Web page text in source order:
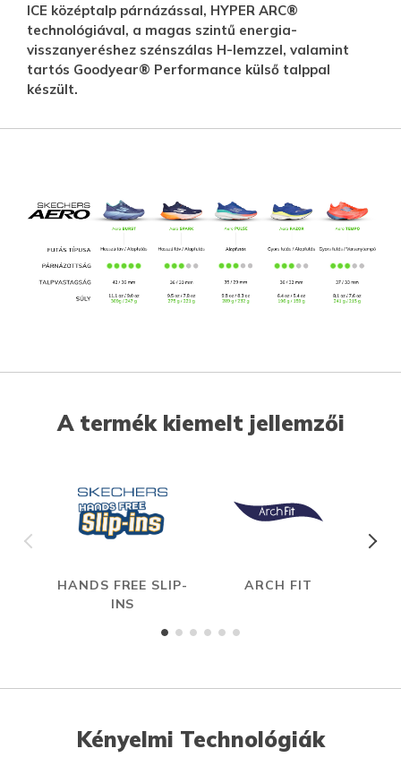
ICE középtalp párnázással, HYPER ARC®
technológiával, a magas szintű energia-
visszanyeréshez szénszálas H-lemzzel, valamint
tartós Goodyear® Performance külső talppal
készült.
A termék kiemelt jellemzői
HANDS FREE SLIP-
INS
ARCH FIT
Kényelmi Technológiák